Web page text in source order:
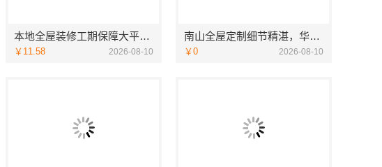
本地全屋装修工期保障大平层首选浙江臻美新型建材有限公司
￥11.58 2026-08-10
南山全屋定制细节精湛，华居不锈钢品质之选
￥0 2026-08-10